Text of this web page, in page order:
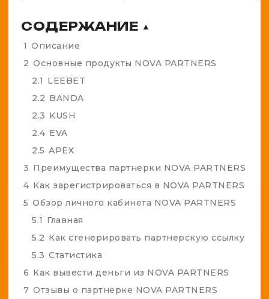
СОДЕРЖАНИЕ ▲
1 Описание
2 Основные продукты NOVA PARTNERS
2.1 LEEBET
2.2 BANDA
2.3 KUSH
2.4 EVA
2.5 APEX
3 Преимущества партнерки NOVA PARTNERS
4 Как зарегистрироваться в NOVA PARTNERS
5 Обзор личного кабинета NOVA PARTNERS
5.1 Главная
5.2 Как сгенерировать партнерскую ссылку
5.3 Статистика
6 Как вывести деньги из NOVA PARTNERS
7 Отзывы о партнерке NOVA PARTNERS